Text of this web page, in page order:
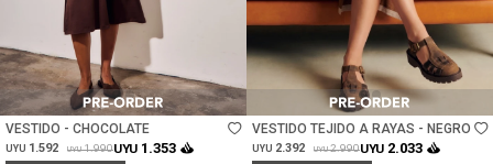
Talle
VESTIDO - CHOCOLATE
UYU 1.592 UYU 1.990UYU 1.353
Talle
VESTIDO TEJIDO A RAYAS - NEGRO
UYU 2.392 UYU 2.990UYU 2.033